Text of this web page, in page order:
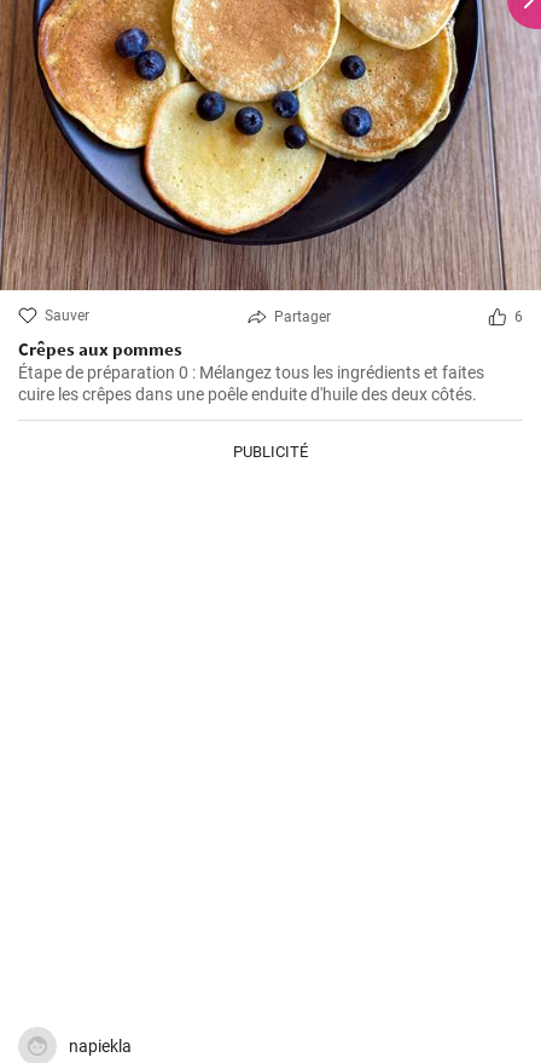
Sauver Partager 6
Crêpes aux pommes
Étape de préparation 0 : Mélangez tous les ingrédients et faites
cuire les crêpes dans une poêle enduite d'huile des deux côtés.
PUBLICITÉ
napiekla